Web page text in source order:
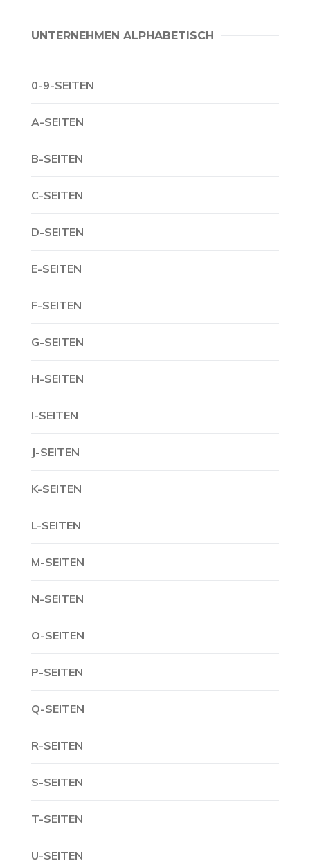
UNTERNEHMEN ALPHABETISCH
0-9-SEITEN
A-SEITEN
B-SEITEN
C-SEITEN
D-SEITEN
E-SEITEN
F-SEITEN
G-SEITEN
H-SEITEN
I-SEITEN
J-SEITEN
K-SEITEN
L-SEITEN
M-SEITEN
N-SEITEN
O-SEITEN
P-SEITEN
Q-SEITEN
R-SEITEN
S-SEITEN
T-SEITEN
U-SEITEN